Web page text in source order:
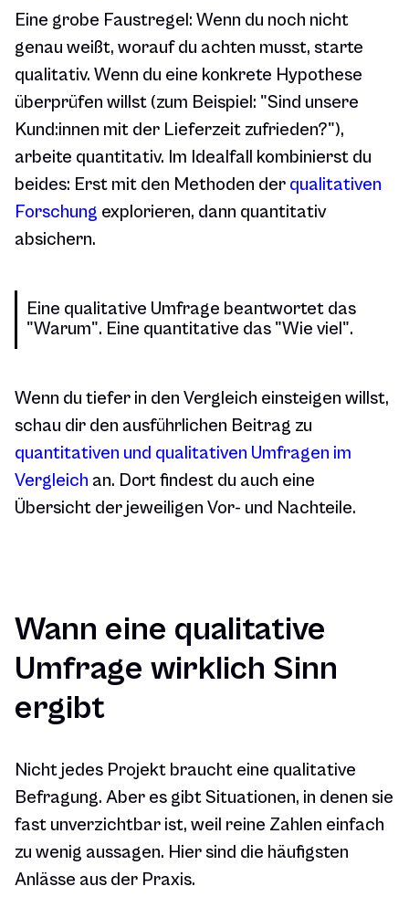
Eine grobe Faustregel: Wenn du noch nicht
genau weißt, worauf du achten musst, starte
qualitativ. Wenn du eine konkrete Hypothese
überprüfen willst (zum Beispiel: "Sind unsere
Kund:innen mit der Lieferzeit zufrieden?"),
arbeite quantitativ. Im Idealfall kombinierst du
beides: Erst mit den Methoden der qualitativen
Forschung explorieren, dann quantitativ
absichern.
Eine qualitative Umfrage beantwortet das
"Warum". Eine quantitative das "Wie viel".
Wenn du tiefer in den Vergleich einsteigen willst,
schau dir den ausführlichen Beitrag zu
quantitativen und qualitativen Umfragen im
Vergleich an. Dort findest du auch eine
Übersicht der jeweiligen Vor- und Nachteile.
Wann eine qualitative
Umfrage wirklich Sinn
ergibt
Nicht jedes Projekt braucht eine qualitative
Befragung. Aber es gibt Situationen, in denen sie
fast unverzichtbar ist, weil reine Zahlen einfach
zu wenig aussagen. Hier sind die häufigsten
Anlässe aus der Praxis.